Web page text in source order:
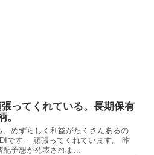
ってくれている。長期保有
。
、めずらしく利益がたくさんあるの
です。 頑張ってくれています。 昨
配予想が発表されま...